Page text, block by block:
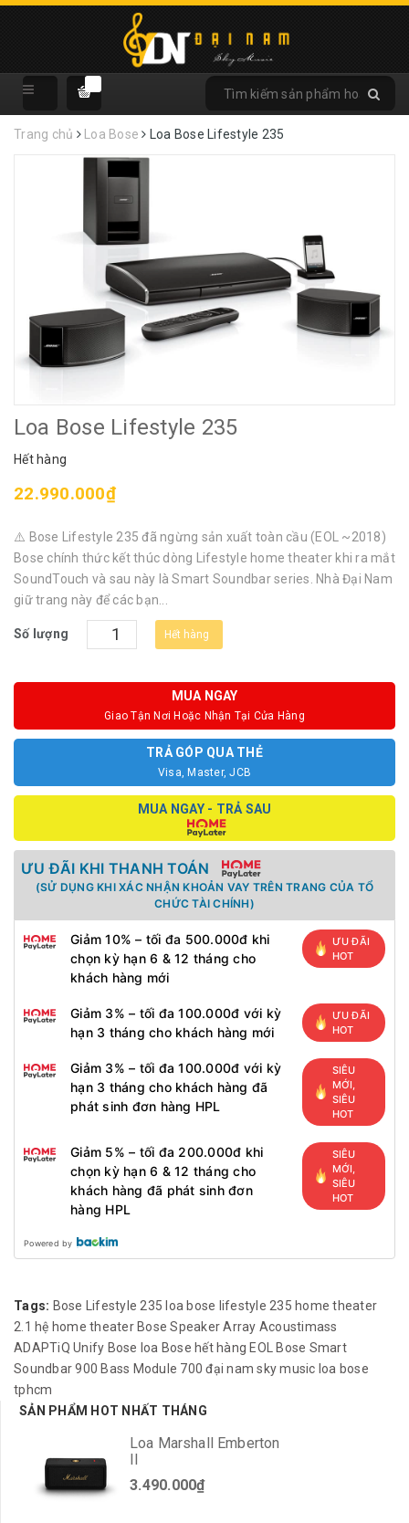
Trang chủ Loa Bose Loa Bose Lifestyle 235
Loa Bose Lifestyle 235
Hết hàng
22.990.000₫
⚠️ Bose Lifestyle 235 đã ngừng sản xuất toàn cầu (EOL ~2018)
Bose chính thức kết thúc dòng Lifestyle home theater khi ra mắt
SoundTouch và sau này là Smart Soundbar series. Nhà Đại Nam
giữ trang này để các bạn...
Số lượng Hết hàng
MUA NGAY
Giao Tận Nơi Hoặc Nhận Tại Cửa Hàng
TRẢ GÓP QUA THẺ
Visa, Master, JCB
MUA NGAY - TRẢ SAU
ƯU ĐÃI KHI THANH TOÁN
(SỬ DỤNG KHI XÁC NHẬN KHOẢN VAY TRÊN TRANG CỦA TỔ
CHỨC TÀI CHÍNH)
Giảm 10% – tối đa 500.000đ khi
chọn kỳ hạn 6 & 12 tháng cho
khách hàng mới
ƯU ĐÃI
HOT
Giảm 3% – tối đa 100.000đ với kỳ
hạn 3 tháng cho khách hàng mới
ƯU ĐÃI
HOT
Giảm 3% – tối đa 100.000đ với kỳ
hạn 3 tháng cho khách hàng đã
phát sinh đơn hàng HPL
SIÊU
MỚI,
SIÊU
HOT
Giảm 5% – tối đa 200.000đ khi
chọn kỳ hạn 6 & 12 tháng cho
khách hàng đã phát sinh đơn
hàng HPL
SIÊU
MỚI,
SIÊU
HOT
Powered by
Tags: Bose Lifestyle 235 loa bose lifestyle 235 home theater
2.1 hệ home theater Bose Speaker Array Acoustimass
ADAPTiQ Unify Bose loa Bose hết hàng EOL Bose Smart
Soundbar 900 Bass Module 700 đại nam sky music loa bose
tphcm
SẢN PHẨM HOT NHẤT THÁNG
Loa Marshall Emberton
II
3.490.000₫